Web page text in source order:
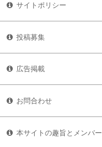
サイトポリシー
投稿募集
広告掲載
お問合わせ
本サイトの趣旨とメンバー